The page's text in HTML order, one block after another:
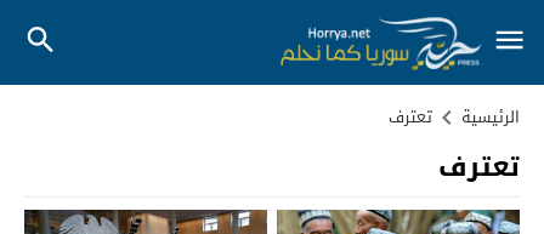
الرئيسية تعترف
تعترف